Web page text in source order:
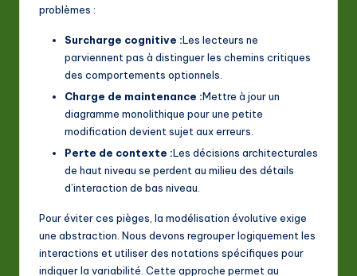
problèmes :
Surcharge cognitive :Les lecteurs ne
parviennent pas à distinguer les chemins critiques
des comportements optionnels.
Charge de maintenance :Mettre à jour un
diagramme monolithique pour une petite
modification devient sujet aux erreurs.
Perte de contexte :Les décisions architecturales
de haut niveau se perdent au milieu des détails
d’interaction de bas niveau.
Pour éviter ces pièges, la modélisation évolutive exige
une abstraction. Nous devons regrouper logiquement les
interactions et utiliser des notations spécifiques pour
indiquer la variabilité. Cette approche permet au